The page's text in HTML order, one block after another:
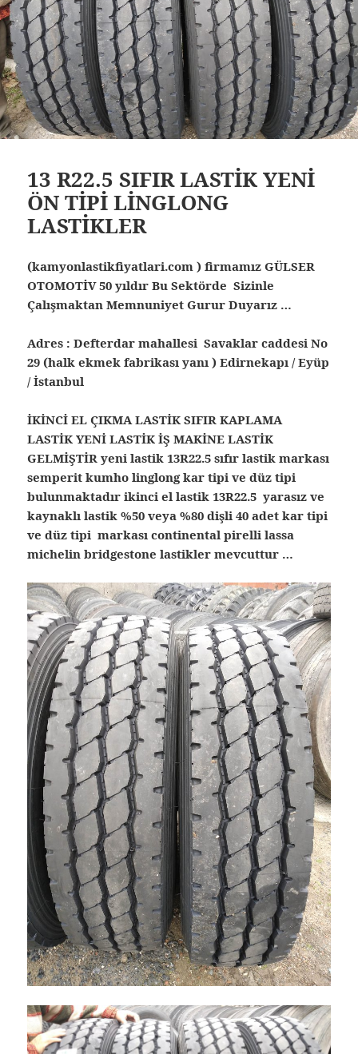
13 R22.5 SIFIR LASTİK YENİ
ÖN TİPİ LİNGLONG
LASTİKLER
(kamyonlastikfiyatlari.com ) firmamız GÜLSER
OTOMOTİV 50 yıldır Bu Sektörde Sizinle
Çalışmaktan Memnuniyet Gurur Duyarız …
Adres : Defterdar mahallesi Savaklar caddesi No
29 (halk ekmek fabrikası yanı ) Edirnekapı / Eyüp
/ İstanbul
İKİNCİ EL ÇIKMA LASTİK SIFIR KAPLAMA
LASTİK YENİ LASTİK İŞ MAKİNE LASTİK
GELMİŞTİR yeni lastik 13R22.5 sıfır lastik markası
semperit kumho linglong kar tipi ve düz tipi
bulunmaktadır ikinci el lastik 13R22.5 yarasız ve
kaynaklı lastik %50 veya %80 dişli 40 adet kar tipi
ve düz tipi markası continental pirelli lassa
michelin bridgestone lastikler mevcuttur …